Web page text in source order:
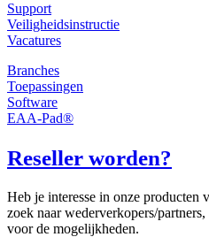
Support
Veiligheidsinstructie
Vacatures
Branches
Toepassingen
Software
EAA-Pad®
Reseller worden?
Heb je interesse in onze
zoek naar wederverkopers/
voor de mogelijkheden.